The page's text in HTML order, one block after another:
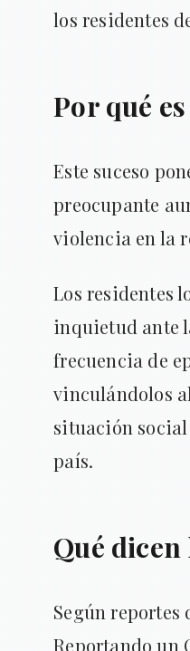
los residentes
Por qué
Este suceso
preocupante
violencia en la
Los residentes
inquietud ante
frecuencia de
vinculándolos
situación social
país.
Qué
Según reportes
Reportando un